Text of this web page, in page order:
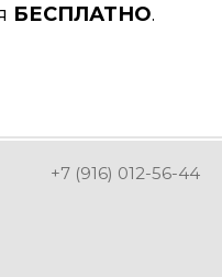
БЕСПЛАТНО.
+7 (916) 012-56-44